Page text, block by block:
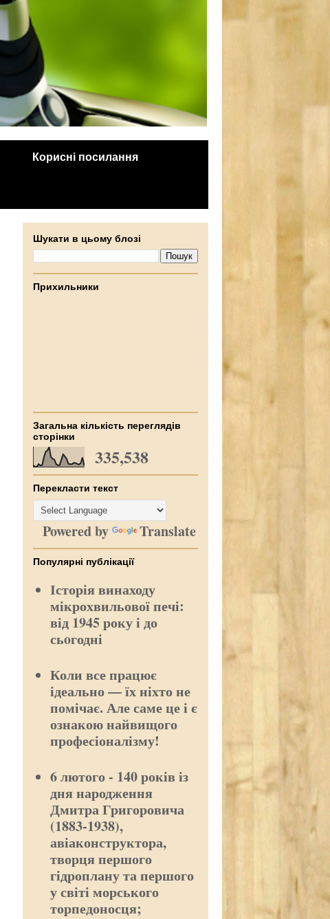
Корисні посилання
Шукати в цьому блозі
Прихильники
Загальна кількість переглядів
сторінки
335,538
Перекласти текст
Powered by Translate
Популярні публікації
Історія винаходу
мікрохвильової печі:
від 1945 року і до
сьoгодні
Коли все працює
ідеально — їх ніхто не
помічає. Але саме це і є
ознакою найвищого
професіоналізму!
6 лютого - 140 років із
дня народження
Дмитра Григоровича
(1883-1938),
авіаконструктора,
творця першого
гідроплану та першого
у світі морського
торпедоносця;